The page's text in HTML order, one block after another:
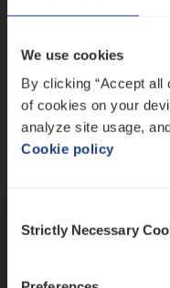
We use cookies
By clicking “Accept all
of cookies on your
analyze site usage,
Cookie policy
Selection
Strictly Necessary